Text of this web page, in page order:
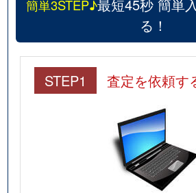
簡単3STEP♪最短45秒 簡単
る！
STEP1 査定を依頼す